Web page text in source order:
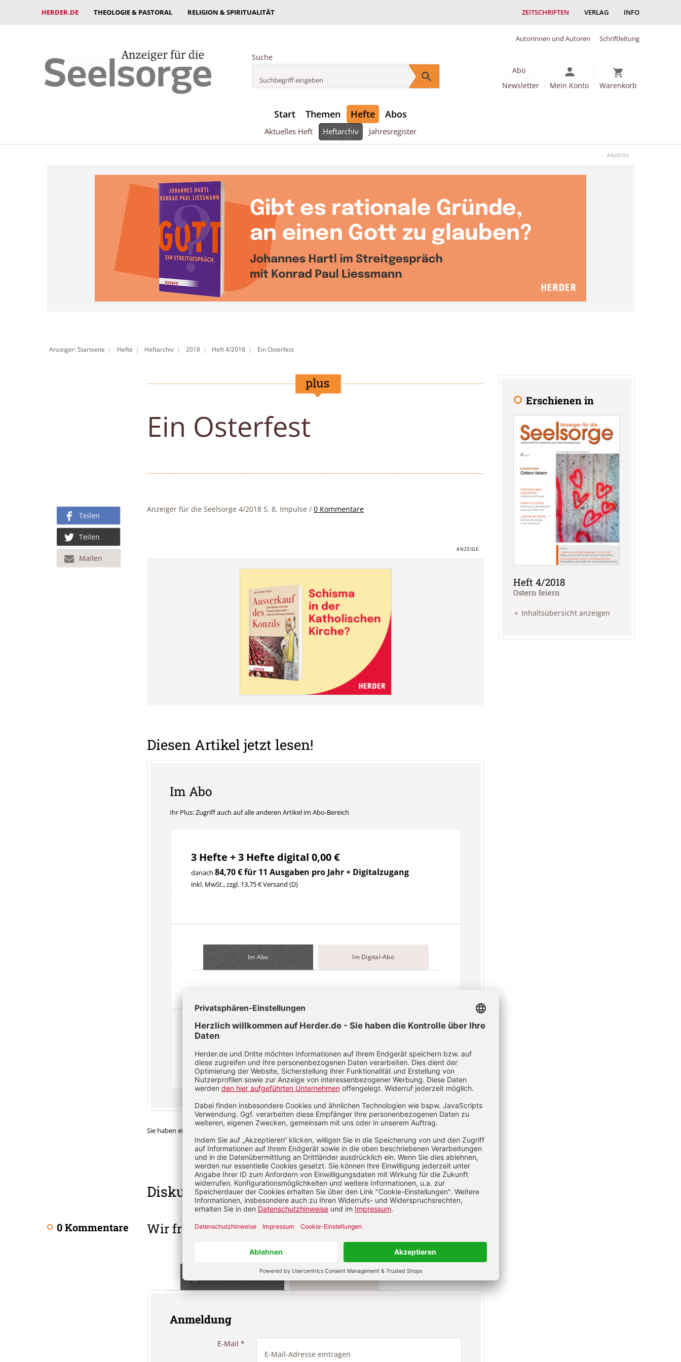
HERDER.DE THEOLOGIE & PASTORAL RELIGION & SPIRITUALITÄT ZEITSCHRIFTEN VERLAG INFO
Autorinnen und Autoren Schriftleitung
Suche
Abo
Newsletter
Mein Konto Warenkorb
Start Themen Hefte Abos
Aktuelles Heft Heftarchiv Jahresregister
Anzeiger: Startseite Hefte Heftarchiv 2018 Heft 4/2018 Ein Osterfest
Ein Osterfest
Anzeiger für die Seelsorge 4/2018 S. 8, Impulse / 0 Kommentare
Diesen Artikel jetzt lesen!
Im Abo
Ihr Plus: Zugriff auch auf alle anderen Artikel im Abo-Bereich
3 Hefte + 3 Hefte digital 0,00 €
danach 84,70 € für 11 Ausgaben pro Jahr + Digitalzugang
inkl. MwSt., zzgl. 13,75 € Versand (D)
Im Abo Im Digital-Abo
Sie haben ein Abonnement?
Teilen
Teilen
Mailen
Infos
Erschienen in
Heft 4/2018
:
Ostern feiern
Inhaltsübersicht anzeigen
Diskussion Kommentieren
0 Kommentare Wir freuen uns über Ihren Kommentar
Als Gast kommentieren
Anmeldung
E-Mail *